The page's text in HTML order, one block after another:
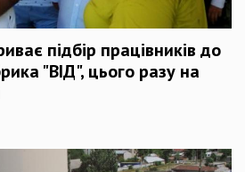
підбір працівників до
"ВІД", цього разу на